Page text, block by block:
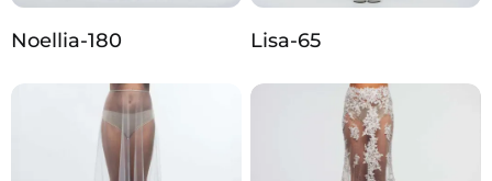
Noellia-180 Lisa-65